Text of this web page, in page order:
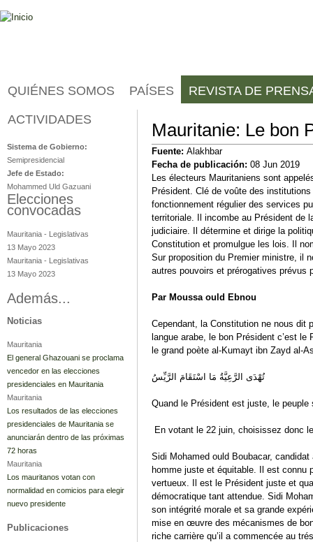
Mauritanie: Le bon
Fuente: Alakhbar
Fecha de publicación: 08 Jun 2019
Les électeurs Mauritaniens sont
Président. Clé de voûte des
fonctionnement régulier des services
territoriale. Il incombe au Président de
judiciaire. Il détermine et dirige la
Constitution et promulgue les lois. Il
Sur proposition du Premier ministre, il
autres pouvoirs et prérogatives prévus
Par Moussa ould Ebnou
Cependant, la Constitution ne nous dit
langue arabe, le bon Président c’est
le grand poète al-Kumayt ibn Zayd al-
تُهْدَى الرَّعِيَّةُ مَا اسْتَقَامَ الرَّيِّسُ
Quand le Président est juste, le peuple
En votant le 22 juin, choisissez donc
Sidi Mohamed ould Boubacar,
homme juste et équitable. Il est connu
vertueux. Il est le Président juste et
démocratique tant attendue. Sidi
son intégrité morale et sa grande
mise en œuvre des mécanismes de
riche carrière qu’il a commencée au
QUIÉNES SOMOS PAÍSES REVISTA DE
ACTIVIDADES
Mauritania
Sistema de Gobierno:
Semipresidencial
Jefe de Estado:
Mohammed Uld Gazuani
Elecciones
convocadas
Mauritania - Legislativas
13 Mayo 2023
Mauritania - Legislativas
13 Mayo 2023
Además...
Noticias
Mauritania
El general Ghazouani se proclama
vencedor en las elecciones
presidenciales en Mauritania
Mauritania
Los resultados de las elecciones
presidenciales de Mauritania se
anunciarán dentro de las próximas
72 horas
Mauritania
Los mauritanos votan con
normalidad en comicios para elegir
nuevo presidente
Publicaciones